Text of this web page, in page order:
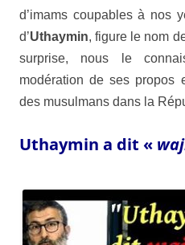
d’imams coupables à nos
d’Uthaymin, figure le nom
surprise, nous le
modération de ses propos
des musulmans dans la
Uthaymin a dit «